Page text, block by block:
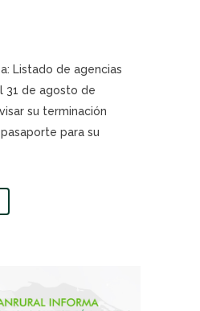
Listado de agencias
31 de agosto de
su terminación
para su